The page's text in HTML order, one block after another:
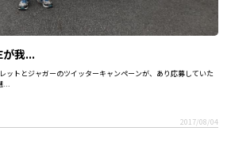
が我...
ットとジャガーのツイッターキャンペーンが、あり応募していた
...
2017/08/04